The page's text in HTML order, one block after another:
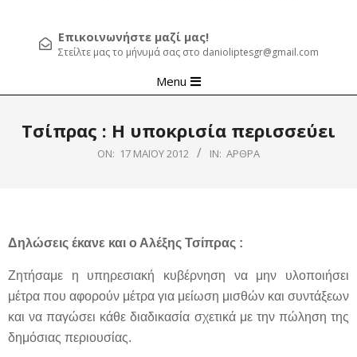
Επικοινωνήστε μαζί μας!
Στείλτε μας το μήνυμά σας στο danioliptesgr@gmail.com
Navigation
Menu
Τσίπρας : Η υποκρισία περισσεύει
ON: 17 ΜΑΪ́ΟΥ 2012 IN: ΆΡΘΡΑ
Δηλώσεις έκανε και ο Αλέξης Τσίπρας :
Ζητήσαμε η υπηρεσιακή κυβέρνηση να μην υλοποιήσει
μέτρα που αφορούν μέτρα για μείωση μισθών και συντάξεων
και να παγώσει κάθε διαδικασία σχετικά με την πώληση της
δημόσιας περιουσίας.